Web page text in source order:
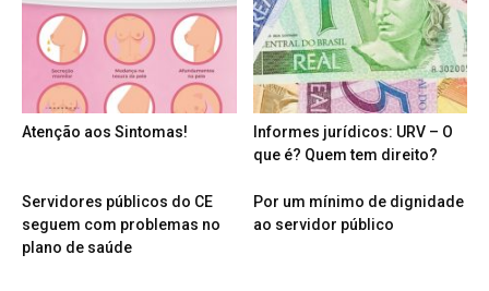
Atenção aos Sintomas!
Informes jurídicos: URV – O
que é? Quem tem direito?
Servidores públicos do CE
seguem com problemas no
plano de saúde
Por um mínimo de dignidade
ao servidor público